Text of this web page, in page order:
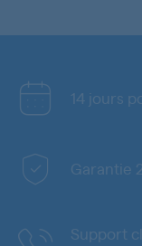
14 jours
Garantie
Support